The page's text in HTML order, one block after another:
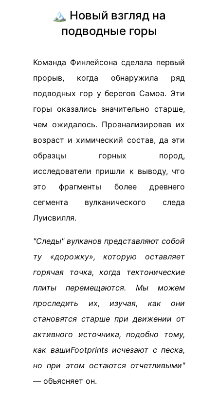
🏔️ Новый взгляд на
подводные горы
Команда Финлейсона сделала первый
прорыв, когда обнаружила ряд
подводных гор у берегов Самоа. Эти
горы оказались значительно старше,
чем ожидалось. Проанализировав их
возраст и химический состав, да эти
образцы горных пород,
исследователи пришли к выводу, что
это фрагменты более древнего
сегмента вулканического следа
Луисвилля.
"Следы" вулканов представляют собой
ту «дорожку», которую оставляет
горячая точка, когда тектонические
плиты перемещаются. Мы можем
проследить их, изучая, как они
становятся старше при движении от
активного источника, подобно тому,
как вашиFootprints исчезают с песка,
но при этом остаются отчетливыми"
— объясняет он.